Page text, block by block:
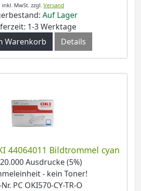
inkl. MwSt. zzgl. Versand
Auf Lager
1-3 Werktage
Warenkorb
Details
44064011 Bildtrommel cyan
Ausdrucke (5%)
- kein Toner!
PC OKI570-CY-TR-O